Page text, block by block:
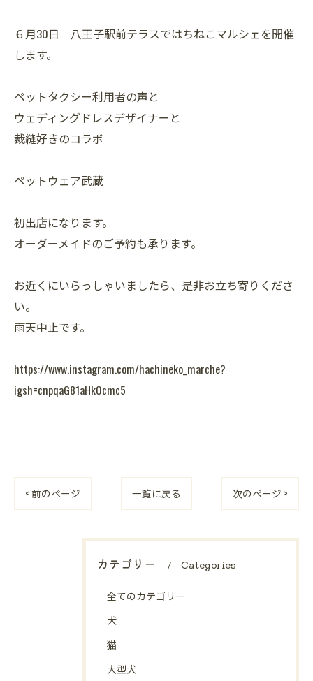
６月30日 八王子駅前テラスではちねこマルシェを開催
します。
ペットタクシー利用者の声と
ウェディングドレスデザイナーと
裁縫好きのコラボ
ペットウェア武蔵
初出店になります。
オーダーメイドのご予約も承ります。
お近くにいらっしゃいましたら、是非お立ち寄りくださ
い。
雨天中止です。
https://www.instagram.com/hachineko_marche?
igsh=cnpqaG81aHk0cmc5
< 前のページ 一覧に戻る 次のページ >
カテゴリー Categories
全てのカテゴリー
犬
猫
大型犬